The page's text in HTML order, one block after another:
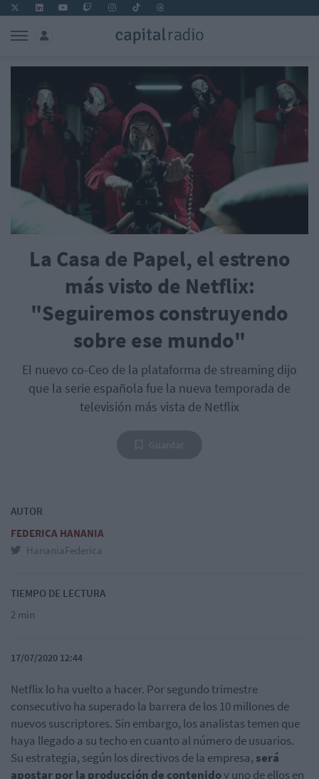
La Casa de Papel, el estreno
más visto de Netflix:
"Seguiremos construyendo
sobre ese mundo"
El nuevo co-Ceo de la plataforma de streaming dijo
que la serie española fue la nueva temporada de
televisión más vista de Netflix
AUTOR
FEDERICA HANANIA
HananiaFederica
TIEMPO DE LECTURA
2 min
17/07/2020 12:44
Netflix lo ha vuelto a hacer. Por segundo trimestre
consecutivo ha superado la barrera de los 10 millones de
nuevos suscriptores. Sin embargo, los analistas temen que
haya llegado a su techo en cuanto al número de usuarios.
Su estrategia, según los directivos de la empresa, será
apostar por la producción de contenidoy uno de ellos en